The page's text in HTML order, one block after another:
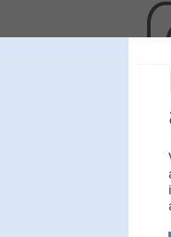
Letar du